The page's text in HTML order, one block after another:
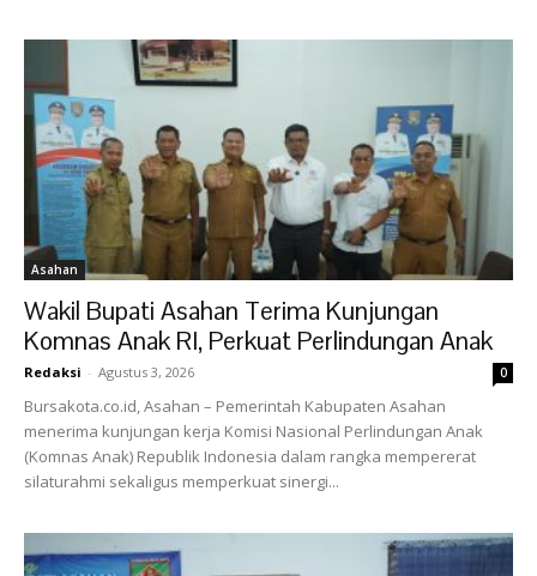
Asahan
Wakil Bupati Asahan Terima Kunjungan
Komnas Anak RI, Perkuat Perlindungan Anak
Redaksi - Agustus 3, 2026 0
Bursakota.co.id, Asahan – Pemerintah Kabupaten Asahan
menerima kunjungan kerja Komisi Nasional Perlindungan Anak
(Komnas Anak) Republik Indonesia dalam rangka mempererat
silaturahmi sekaligus memperkuat sinergi...